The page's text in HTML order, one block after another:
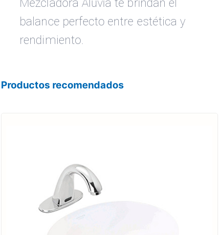
Mezcladora Aluvia te brindan el
balance perfecto entre estética y
rendimiento.
Productos recomendados